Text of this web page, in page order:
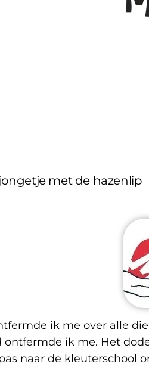
met de hazenlip
ik me over alle
ik me. Het
naar de kleuterschool